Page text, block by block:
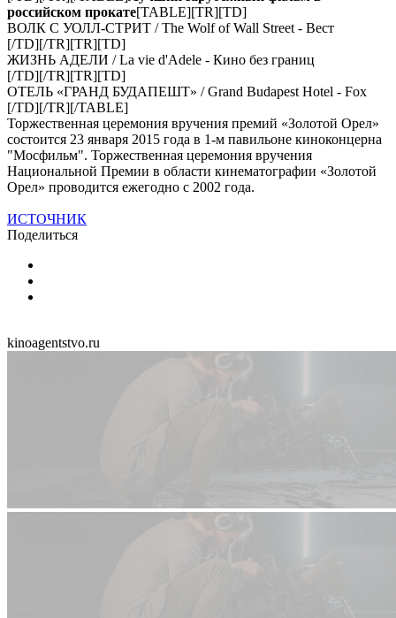
российском прокате[TABLE][TR][TD]
ВОЛК С УОЛЛ-СТРИТ / The Wolf of Wall Street - Вест
[/TD][/TR][TR][TD]
ЖИЗНЬ АДЕЛИ / La vie d'Adele - Кино без границ
[/TD][/TR][TR][TD]
ОТЕЛЬ «ГРАНД БУДАПЕШТ» / Grand Budapest Hotel - Fox
[/TD][/TR][/TABLE]
Торжественная церемония вручения премий «Золотой Орел»
состоится 23 января 2015 года в 1-м павильоне киноконцерна
"Мосфильм". Торжественная церемония вручения
Национальной Премии в области кинематографии «Золотой
Орел» проводится ежегодно с 2002 года.
ИСТОЧНИК
Поделиться
kinoagentstvo.ru